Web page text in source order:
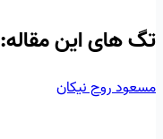
تگ‌ های این مقاله:
مسعود روح نیکان